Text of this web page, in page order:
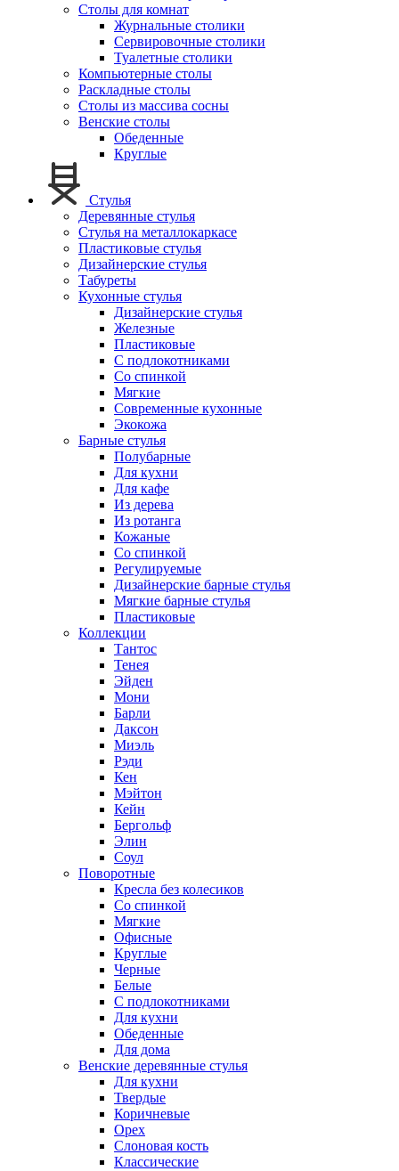
Столы для комнат
Журнальные столики
Сервировочные столики
Туалетные столики
Компьютерные столы
Раскладные столы
Столы из массива сосны
Венские столы
Обеденные
Круглые
Стулья
Деревянные стулья
Стулья на металлокаркасе
Пластиковые стулья
Дизайнерские стулья
Табуреты
Кухонные стулья
Дизайнерские стулья
Железные
Пластиковые
С подлокотниками
Со спинкой
Мягкие
Современные кухонные
Экокожа
Барные стулья
Полубарные
Для кухни
Для кафе
Из дерева
Из ротанга
Кожаные
Со спинкой
Регулируемые
Дизайнерские барные стулья
Мягкие барные стулья
Пластиковые
Коллекции
Тантос
Тенея
Эйден
Мони
Барли
Даксон
Миэль
Рэди
Кен
Мэйтон
Кейн
Бергольф
Элин
Соул
Поворотные
Кресла без колесиков
Со спинкой
Мягкие
Офисные
Круглые
Черные
Белые
С подлокотниками
Для кухни
Обеденные
Для дома
Венские деревянные стулья
Для кухни
Твердые
Коричневые
Орех
Слоновая кость
Классические